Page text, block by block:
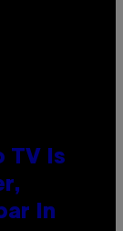
TV Is
In